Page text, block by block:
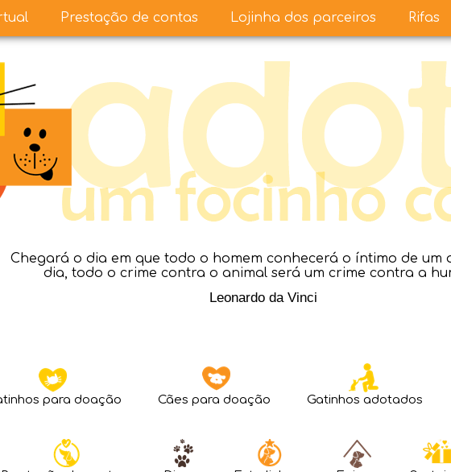
Chegará o dia em que todo o homem conhecerá o íntimo de um
dia, todo o crime contra o animal será um crime contra a
Leonardo da Vinci
para doação Cães para doação Gatinhos adotados
Prestação de contas Lojinha dos parceiros Rifas